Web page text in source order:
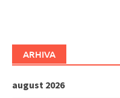
ARHIVA
august 2026